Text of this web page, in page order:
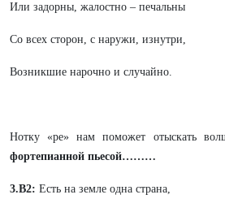
Или задорны, жалостно – печальны
Со всех сторон, с наружи, изнутри,
Возникшие нарочно и случайно.
Нотку «ре» нам поможет отыскать
фортепианной пьесой………
3.В2: Есть на земле одна страна,